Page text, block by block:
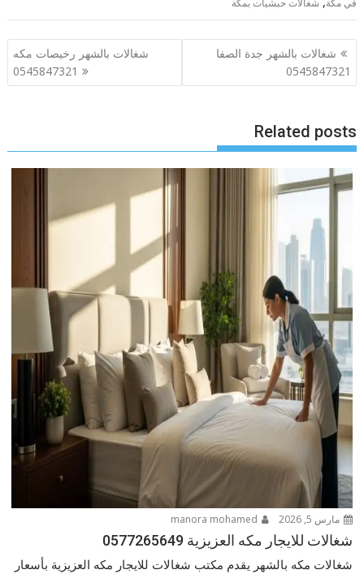
في مكة شغالات حبشيات بمكة
تصفّح
المقالات
شغالات بالشهر جدة الصفا
0545847321
شغالات بالشهر رخيصات مكه
0545847321
Related posts
مارس 5, 2026
شغالات للايجار مكه العزيزية 0577265649
شغالات مكه بالشهر يقدم مكتب شغالات للايجار مكه العزيزية بأسعار